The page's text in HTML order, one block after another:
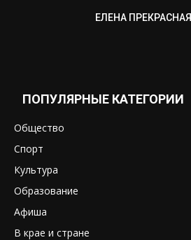
ЕЛЕНА
ПОПУЛЯРНЫЕ КАТЕГОРИИ
Общество
Спорт
Культура
Образование
Афиша
В крае и стране